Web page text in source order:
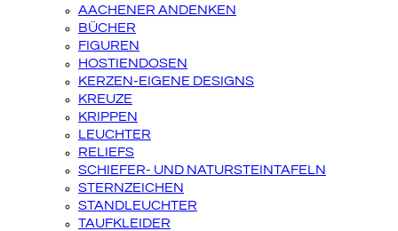
AACHENER ANDENKEN
BÜCHER
FIGUREN
HOSTIENDOSEN
KERZEN-EIGENE DESIGNS
KREUZE
KRIPPEN
LEUCHTER
RELIEFS
SCHIEFER- UND NATURSTEINTAFELN
STERNZEICHEN
STANDLEUCHTER
TAUFKLEIDER